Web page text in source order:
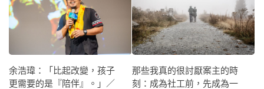
余浩瑋：「比起改變，孩子
更需要的是『陪伴』。」／
那些我真的很討厭案主的時
刻：成為社工前，先成為一